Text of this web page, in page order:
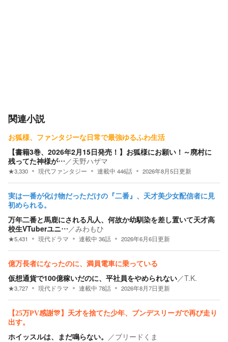
関連小説
お狐様、ファンタジーな日常で最強ゆるふわ生活
【書籍3巻、2026年2月15日発売！】お狐様にお願い！～廃村に
残ってた神様が… ／天野ハザマ
★3,330 現代ファンタジー 連載中 446話 2026年8月5日更新
実は一番が化け物だっただけの『二番』、天才美少女配信者に見
初められる。
万年二番と馬鹿にされる凡人、何故か幼馴染を差し置いて天才高
校生VTuberユニ… ／みわもひ
★5,431 現代ドラマ 連載中 36話 2026年6月6日更新
億万長者になったのに、満員電車に乗っている
仮想通貨で100億稼いだのに、平社員をやめられない／T.K.
★3,727 現代ドラマ 連載中 78話 2026年8月7日更新
【25万PV感謝🎊】天才を捨てた少年、ブンデスリーガで再び走り
出す。
ホイッスルは、まだ鳴らない。 ／ブリードくま